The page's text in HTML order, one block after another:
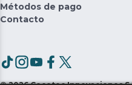
Métodos de pago
Contacto